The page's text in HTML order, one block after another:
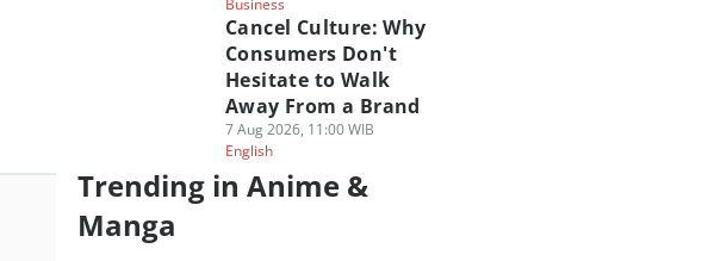
Business
Cancel Culture: Why
Consumers Don't
Hesitate to Walk
Away From a Brand
7 Aug 2026, 11:00 WIB
English
Trending in Anime &
Manga